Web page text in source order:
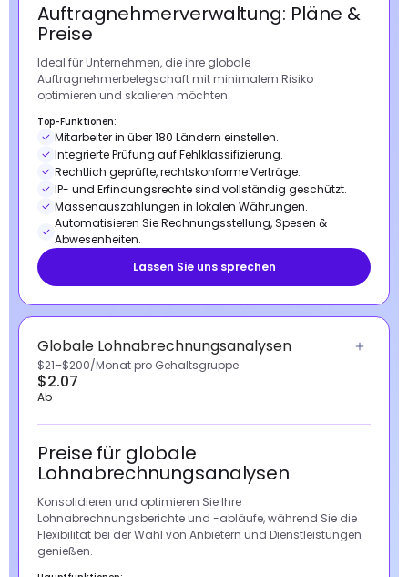
Auftragnehmerverwaltung: Pläne &
Preise
Ideal für Unternehmen, die ihre globale
Auftragnehmerbelegschaft mit minimalem Risiko
optimieren und skalieren möchten.
Top-Funktionen:
Mitarbeiter in über 180 Ländern einstellen.
Integrierte Prüfung auf Fehlklassifizierung.
Rechtlich geprüfte, rechtskonforme Verträge.
IP- und Erfindungsrechte sind vollständig geschützt.
Massenauszahlungen in lokalen Währungen.
Automatisieren Sie Rechnungsstellung, Spesen &
Abwesenheiten.
Lassen Sie uns sprechen
Globale Lohnabrechnungsanalysen
$21–$200/Monat pro Gehaltsgruppe
$2.07
Ab
Preise für globale
Lohnabrechnungsanalysen
Konsolidieren und optimieren Sie Ihre
Lohnabrechnungsberichte und -abläufe, während Sie die
Flexibilität bei der Wahl von Anbietern und Dienstleistungen
genießen.